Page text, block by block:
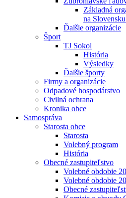
Základná
na
Ďalšie organizácie
Šport
TJ Sokol
História
Výsledky
Ďalšie športy
Firmy a organizácie
Odpadové hospodárstvo
Civilná ochrana
Kronika obce
Samospráva
Starosta obce
Starosta
Volebný program
História
Obecné zastupiteľstvo
Volebné obdobie
Volebné obdobie
Obecné